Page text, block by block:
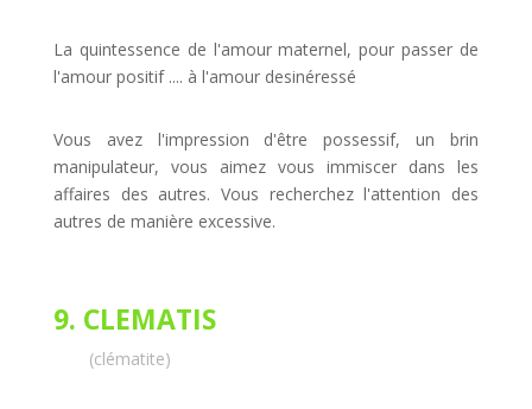
La quintessence de l'amour maternel, pour passer de
l'amour positif .... à l'amour desinéressé
Vous avez l'impression d'être possessif, un brin
manipulateur, vous aimez vous immiscer dans les
affaires des autres. Vous recherchez l'attention des
autres de manière excessive.
9. CLEMATIS
(clématite)